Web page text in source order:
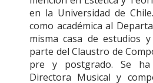
en la Universidad de
como académica al
misma casa de estudios
parte del Claustro de
pre y postgrado. Se ha
Directora Musical y